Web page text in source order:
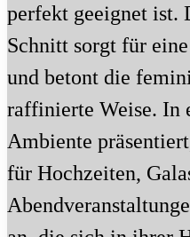
perfekt geeignet ist.
Schnitt sorgt für
und betont die
raffinierte Weise. In
Ambiente
für Hochzeiten,